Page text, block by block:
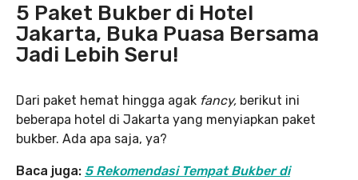
5 Paket Bukber di Hotel
Jakarta, Buka Puasa Bersama
Jadi Lebih Seru!
Dari paket hemat hingga agak fancy, berikut ini
beberapa hotel di Jakarta yang menyiapkan paket
bukber. Ada apa saja, ya?
Baca juga: 5 Rekomendasi Tempat Bukber di